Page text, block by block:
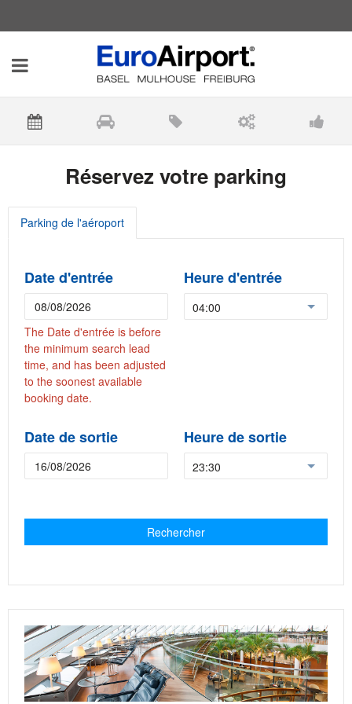
Basculer
navigation
EuroAirport
-
Parking
de
l'aéroport
Réservez votre parking
Parking de l'aéroport
Date d'entrée
The Date d'entrée is before
the minimum search lead
time, and has been adjusted
to the soonest available
booking date.
Heure d'entrée
04:00
Date de sortie Heure de sortie
23:30
Rechercher